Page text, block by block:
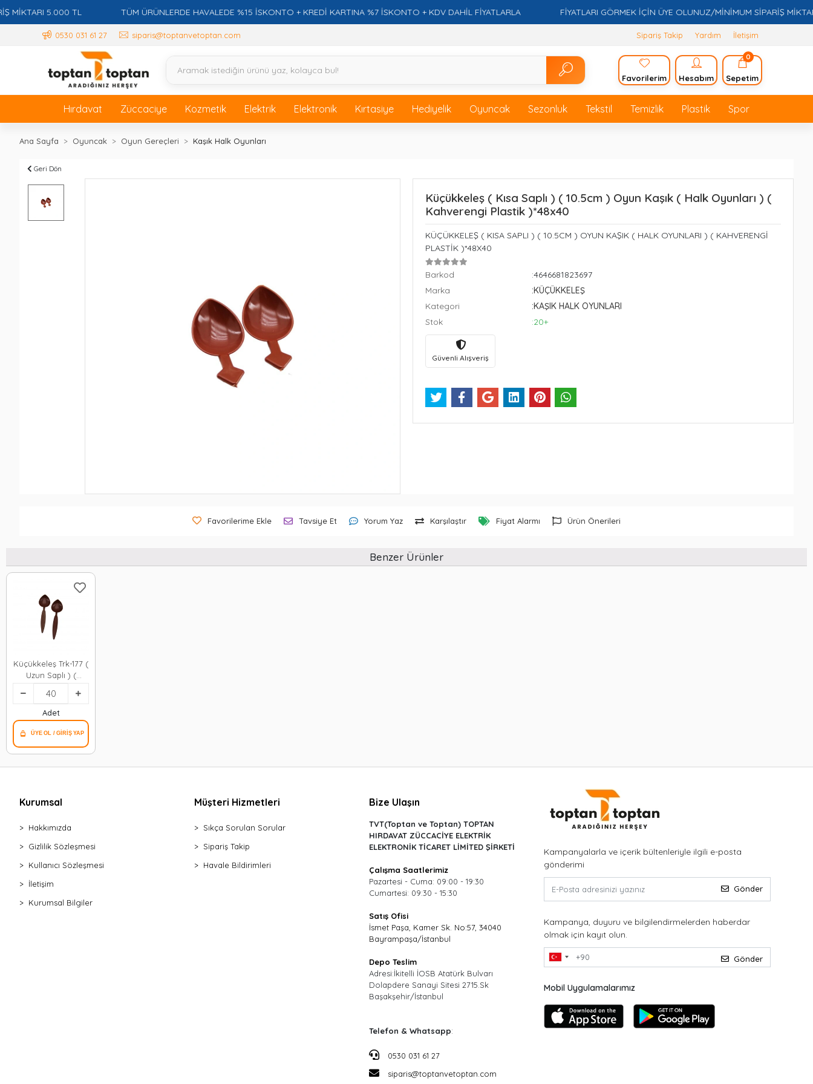
5.000 TL TÜM ÜRÜNLERDE HAVALEDE %15 İSKONTO + KREDİ KARTINA %7 İSKONTO + KDV DAHİL FİYATLARLA FİYATLARI GÖRMEK İÇİN ÜYE OLUNUZ/MİNİMUM SİPARİŞ MİKTARI
0530 031 61 27 siparis@toptanvetoptan.com Sipariş Takip Yardım İletişim
Favorilerim Hesabım
0
Sepetim
Hırdavat Züccaciye Kozmetik Elektrik Elektronik Kırtasiye Hediyelik Oyuncak Sezonluk Tekstil Temizlik Plastik Spor
Ana Sayfa Oyuncak Oyun Gereçleri Kaşık Halk Oyunları
Geri Dön
Küçükkeleş ( Kısa Saplı ) ( 10.5cm ) Oyun Kaşık ( Halk Oyunları ) (
Kahverengi Plastik )*48x40
KÜÇÜKKELEŞ ( KISA SAPLI ) ( 10.5CM ) OYUN KAŞIK ( HALK OYUNLARI ) ( KAHVERENGİ
PLASTİK )*48X40
Barkod
:4646681823697
Marka
:KÜÇÜKKELEŞ
Kategori
:KAŞIK HALK OYUNLARI
Stok
:20+
Güvenli Alışveriş
Favorilerime Ekle Tavsiye Et Yorum Yaz Karşılaştır Fiyat Alarmı Ürün Önerileri
Benzer Ürünler
Küçükkeleş Trk-177 (
Uzun Saplı ) (
19.8cm ) Oyun Kaşık
( Halk Oyunları ) (
Kahverengi Plastik
)*40x40
Adet
Kurumsal
Hakkımızda
Gizlilik Sözleşmesi
Kullanıcı Sözleşmesi
İletişim
Kurumsal Bilgiler
Müşteri Hizmetleri
Sıkça Sorulan Sorular
Sipariş Takip
Havale Bildirimleri
Bize Ulaşın
TVT(Toptan ve Toptan) TOPTAN
HIRDAVAT ZÜCCACİYE ELEKTRİK
ELEKTRONİK TİCARET LİMİTED ŞİRKETİ
Çalışma Saatlerimiz
Pazartesi - Cuma: 09:00 - 19:30
Cumartesi: 09:30 - 15:30
Satış Ofisi
İsmet Paşa, Kamer Sk. No:57, 34040
Bayrampaşa/İstanbul
Depo Teslim
Adresi:İkitelli İOSB Atatürk Bulvarı
Dolapdere Sanayi Sitesi 2715.Sk
Başakşehir/İstanbul
Telefon & Whatsapp:
0530 031 61 27
siparis@toptanvetoptan.com
Kampanyalarla ve içerik bültenleriyle ilgili e-posta
gönderimi
Gönder
Kampanya, duyuru ve bilgilendirmelerden haberdar
olmak için kayıt olun.
Gönder
Mobil Uygulamalarımız